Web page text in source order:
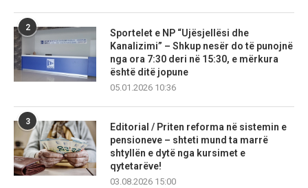
2
Sportelet e NP “Ujësjellësi dhe
Kanalizimi” – Shkup nesër do të punojnë
nga ora 7:30 deri në 15:30, e mërkura
është ditë jopune
05.01.2026 10:36
3
Editorial / Priten reforma në sistemin e
pensioneve – shteti mund ta marrë
shtyllën e dytë nga kursimet e
qytetarëve!
03.08.2026 15:00